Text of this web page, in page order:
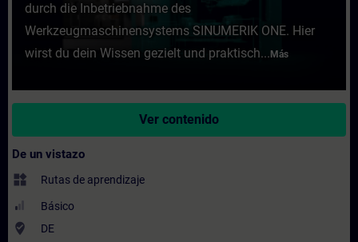
durch die Inbetriebnahme des
Werkzeugmaschinensystems SINUMERIK ONE. Hier
wirst du dein Wissen gezielt und praktisch... Más
Ver contenido
De un vistazo
widgets Rutas de aprendizaje
Básico
where_to_vote DE